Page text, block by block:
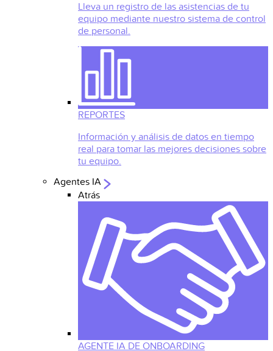
Lleva un registro de las asistencias de tu
equipo mediante nuestro sistema de control
de personal.
REPORTES
Información y análisis de datos en tiempo
real para tomar las mejores decisiones sobre
tu equipo.
Agentes IA
Atrás
AGENTE IA DE ONBOARDING